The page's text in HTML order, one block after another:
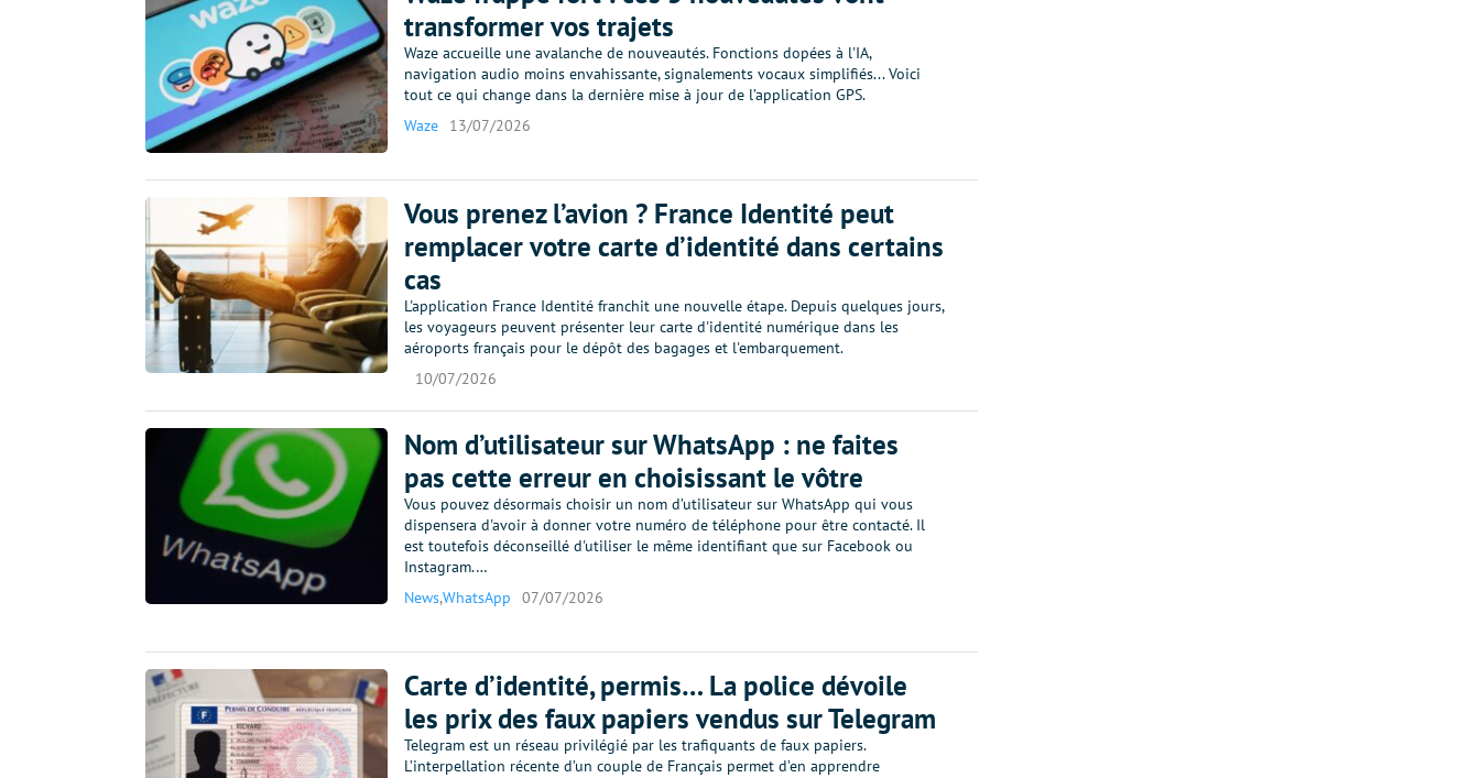
transformer vos trajets
Waze accueille une avalanche de nouveautés. Fonctions dopées à l'IA,
navigation audio moins envahissante, signalements vocaux simplifiés... Voici
tout ce qui change dans la dernière mise à jour de l’application GPS.
Waze
13/07/2026
Vous prenez l’avion ? France Identité peut
remplacer votre carte d’identité dans certains
cas
L'application France Identité franchit une nouvelle étape. Depuis quelques jours,
les voyageurs peuvent présenter leur carte d'identité numérique dans les
aéroports français pour le dépôt des bagages et l'embarquement.
10/07/2026
Nom d’utilisateur sur WhatsApp : ne faites
pas cette erreur en choisissant le vôtre
Vous pouvez désormais choisir un nom d’utilisateur sur WhatsApp qui vous
dispensera d'avoir à donner votre numéro de téléphone pour être contacté. Il
est toutefois déconseillé d'utiliser le même identifiant que sur Facebook ou
Instagram.…
News,WhatsApp 07/07/2026
Carte d’identité, permis… La police dévoile
les prix des faux papiers vendus sur Telegram
Telegram est un réseau privilégié par les trafiquants de faux papiers.
L’interpellation récente d’un couple de Français permet d’en apprendre